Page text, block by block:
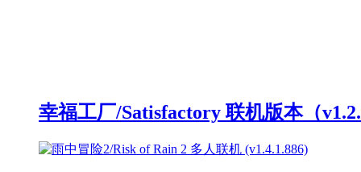
幸福工厂/Satisfactory 联机版本（